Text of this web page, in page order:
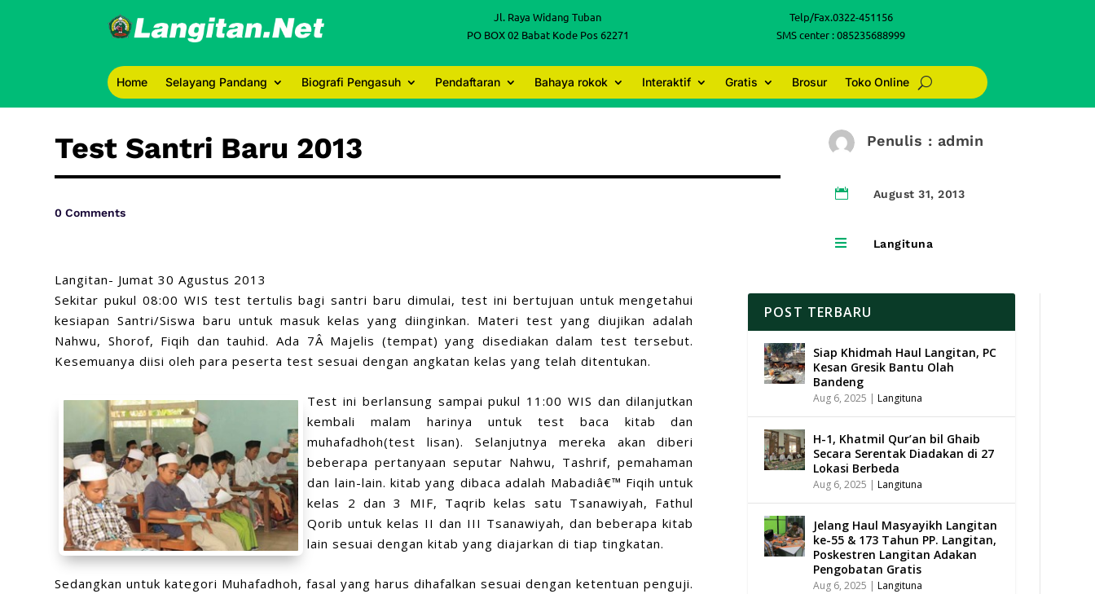
Jl. Raya Widang Tuban
PO BOX 02 Babat Kode Pos 62271
Telp/Fax.0322-451156
SMS center : 085235688999
Home Selayang Pandang Biografi Pengasuh Pendaftaran Bahaya rokok Interaktif Gratis Brosur Toko Online
Test Santri Baru 2013
0 Comments
Penulis : admin
 August 31, 2013
 Langituna
Langitan- Jumat 30 Agustus 2013
Sekitar pukul 08:00 WIS test tertulis bagi santri baru dimulai, test ini bertujuan untuk mengetahui
kesiapan Santri/Siswa baru untuk masuk kelas yang diinginkan. Materi test yang diujikan adalah
Nahwu, Shorof, Fiqih dan tauhid. Ada 7Â Majelis (tempat) yang disediakan dalam test tersebut.
Kesemuanya diisi oleh para peserta test sesuai dengan angkatan kelas yang telah ditentukan.
Test ini berlansung sampai pukul 11:00 WIS dan dilanjutkan
kembali malam harinya untuk test baca kitab dan
muhafadhoh(test lisan). Selanjutnya mereka akan diberi
beberapa pertanyaan seputar Nahwu, Tashrif, pemahaman
dan lain-lain. kitab yang dibaca adalah Mabadiâ€™ Fiqih untuk
kelas 2 dan 3 MIF, Taqrib kelas satu Tsanawiyah, Fathul
Qorib untuk kelas II dan III Tsanawiyah, dan beberapa kitab
lain sesuai dengan kitab yang diajarkan di tiap tingkatan.
Sedangkan untuk kategori Muhafadhoh, fasal yang harus dihafalkan sesuai dengan ketentuan penguji.
POST TERBARU
Siap Khidmah Haul Langitan, PC
Kesan Gresik Bantu Olah
Bandeng
Aug 6, 2025 | Langituna
H-1, Khatmil Qur’an bil Ghaib
Secara Serentak Diadakan di 27
Lokasi Berbeda
Aug 6, 2025 | Langituna
Jelang Haul Masyayikh Langitan
ke-55 & 173 Tahun PP. Langitan,
Poskestren Langitan Adakan
Pengobatan Gratis
Aug 6, 2025 | Langituna